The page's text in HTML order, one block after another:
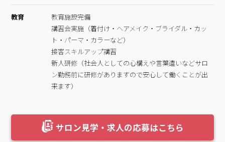
教育
教育施設完備
講習会実施（着付け・ヘアメイク・ブライダル・カッ
ト・パーマ・カラーなど）
接客スキルアップ講習
新人研修（社会人としての心構えや言葉遣いなどサロ
ン勤務前に研修がありますので安心して働くことが出
来ます）
サロン見学・求人の応募はこちら